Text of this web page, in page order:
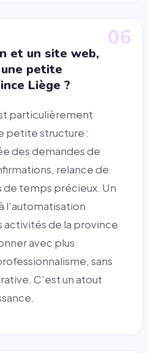
06
et un site web,
petite
Liège ?
particulièrement
petite structure :
des demandes de
relance de
temps précieux. Un
l'automatisation
de la province
avec plus
sans
C'est un atout